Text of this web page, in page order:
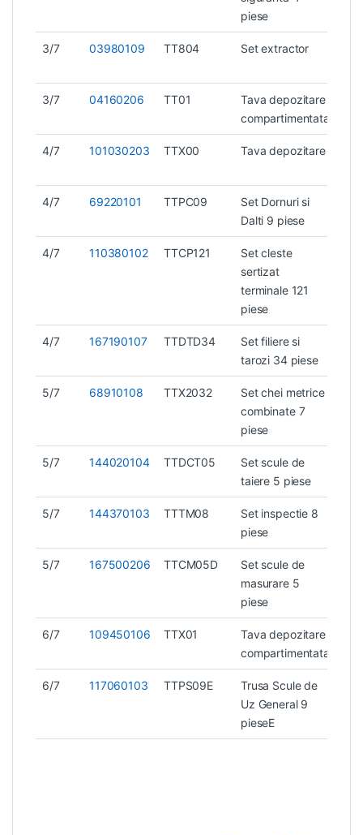
piese
3/7 03980109 TT804 Set extractor
3/7 04160206 TT01
Tava depozitare
compartimentata
4/7 101030203 TTX00 Tava depozitare
4/7 69220101 TTPC09
Set Dornuri si
Dalti 9 piese
4/7 110380102 TTCP121
Set cleste
sertizat
terminale 121
piese
4/7 167190107 TTDTD34
Set filiere si
tarozi 34 piese
5/7 68910108 TTX2032
Set chei metrice
combinate 7
piese
5/7 144020104 TTDCT05
Set scule de
taiere 5 piese
5/7 144370103 TTTM08
Set inspectie 8
piese
5/7 167500206 TTCM05D
Set scule de
masurare 5
piese
6/7 109450106 TTX01
Tava depozitare
compartimentata
6/7 117060103 TTPS09E
Trusa Scule de
Uz General 9
pieseE